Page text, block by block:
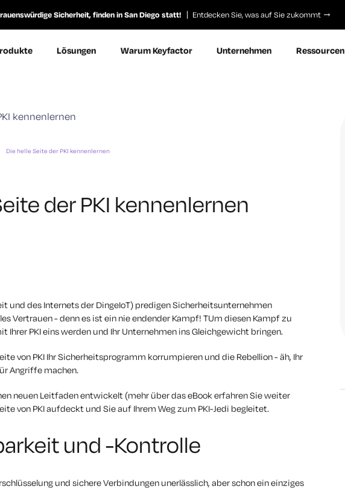
Sicherheit, finden in San Diego statt! Entdecken Sie, was auf Sie zukommt
Lösungen Warum Keyfactor Unternehmen Ressourcen
Die helle Seite der PKI kennenlernen
der PKI kennenlernen
und des Internets der DingeIoT) predigen Sicherheitsunternehmen
Vertrauen - denn es ist ein nie endender Kampf! TUm diesen Kampf zu
Ihrer PKI eins werden und Ihr Unternehmen ins Gleichgewicht bringen.
von PKI Ihr Sicherheitsprogramm korrumpieren und die Rebellion - äh, Ihr
Angriffe machen.
neuen Leitfaden entwickelt (mehr über das eBook erfahren Sie weiter
von PKI aufdeckt und Sie auf Ihrem Weg zum PKI-Jedi begleitet.
und -Kontrolle
und sichere Verbindungen unerlässlich, aber schon ein einziges